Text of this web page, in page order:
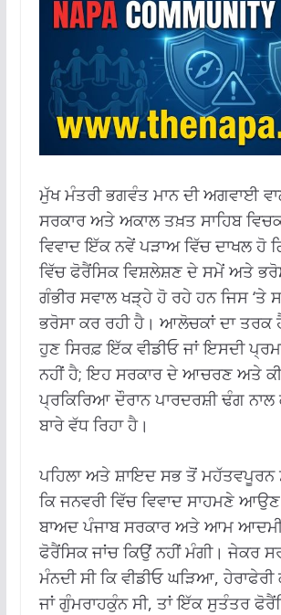
ਮੁੱਖ ਮੰਤਰੀ ਭਗਵੰਤ ਮਾਨ ਦੀ ਅਗਵਾਈ
ਸਰਕਾਰ ਅਤੇ ਅਕਾਲ ਤਖ਼ਤ ਸਾਹਿਬ
ਵਿਵਾਦ ਇੱਕ ਨਵੇਂ ਪੜਾਅ ਵਿੱਚ ਦਾਖਲ ਹੋ
ਵਿੱਚ ਫੋਰੈਂਸਿਕ ਵਿਸ਼ਲੇਸ਼ਣ ਦੇ ਸਮੇਂ ਅਤੇ
ਗੰਭੀਰ ਸਵਾਲ ਖੜ੍ਹੇ ਹੋ ਰਹੇ ਹਨ ਜਿਸ ‘ਤੇ
ਭਰੋਸਾ ਕਰ ਰਹੀ ਹੈ। ਆਲੋਚਕਾਂ ਦਾ ਤਰਕ
ਹੁਣ ਸਿਰਫ਼ ਇੱਕ ਵੀਡੀਓ ਜਾਂ ਇਸਦੀ
ਨਹੀਂ ਹੈ; ਇਹ ਸਰਕਾਰ ਦੇ ਆਚਰਣ ਅਤੇ
ਪ੍ਰਕਿਰਿਆ ਦੌਰਾਨ ਪਾਰਦਰਸ਼ੀ ਢੰਗ ਨਾਲ
ਬਾਰੇ ਵੱਧ ਰਿਹਾ ਹੈ।
ਪਹਿਲਾ ਅਤੇ ਸ਼ਾਇਦ ਸਭ ਤੋਂ ਮਹੱਤਵਪੂਰਨ
ਕਿ ਜਨਵਰੀ ਵਿੱਚ ਵਿਵਾਦ ਸਾਹਮਣੇ
ਬਾਅਦ ਪੰਜਾਬ ਸਰਕਾਰ ਅਤੇ ਆਮ ਆਦਮੀ
ਫੋਰੈਂਸਿਕ ਜਾਂਚ ਕਿਉਂ ਨਹੀਂ ਮੰਗੀ। ਜੇਕਰ
ਮੰਨਦੀ ਸੀ ਕਿ ਵੀਡੀਓ ਘੜਿਆ, ਹੇਰਾਫੇਰੀ
ਜਾਂ ਗੁੰਮਰਾਹਕੁੰਨ ਸੀ, ਤਾਂ ਇੱਕ ਸੁਤੰਤਰ